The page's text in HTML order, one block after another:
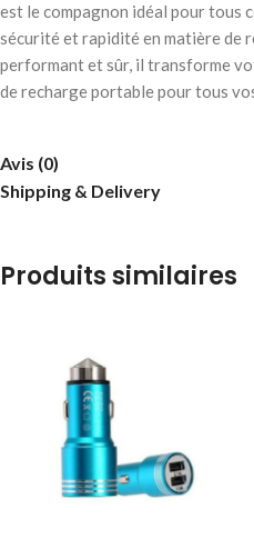
est le compagnon idéal pour tous
sécurité et rapidité en matière de
performant et sûr, il transforme
de recharge portable pour tous
Avis (0)
Shipping & Delivery
Produits similaires